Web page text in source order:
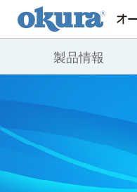
製品情報